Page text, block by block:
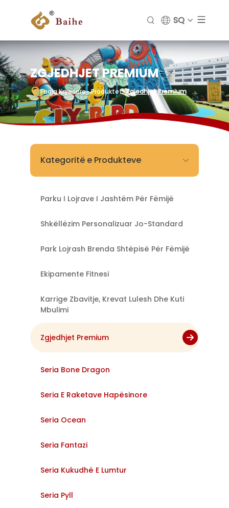
SQ
ZGJEDHJET PREMIUM
Faqja Kryesore- Produktet-Zgjedhjet Premium
Kategoritë e Produkteve
Parku I Lojrave I Jashtëm Për Fëmijë
Shkëllëzim Personalizuar Jo-Standard
Park Lojrash Brenda Shtëpisë Për Fëmijë
Ekipamente Fitnesi
Karrige Zbavitje, Krevat Lulesh Dhe Kuti
Mbulimi
Zgjedhjet Premium
Seria Bone Dragon
Seria E Raketave Hapësinore
Seria Ocean
Seria Fantazi
Seria Kukudhë E Lumtur
Seria Pyll